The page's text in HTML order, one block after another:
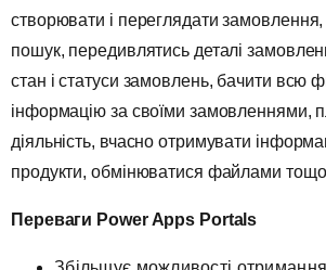
створювати і переглядати замовлення,
пошук, передивлятись деталі
стан і статуси замовлень, бачити всю
інформацію за своїми замовленнями,
діяльність, вчасно отримувати
продукти, обмінюватися файлами
Переваги Power Apps Portals